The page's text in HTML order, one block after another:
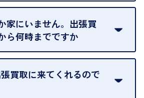
の査定はお引き受けできません。ご指
ほかのお客様への迷惑となることが考
です。
家にいません。出張買
ら何時までですか
は、10時から19時です。
の種類や量によっては対応させてい
ります。
買取に来てくれるので